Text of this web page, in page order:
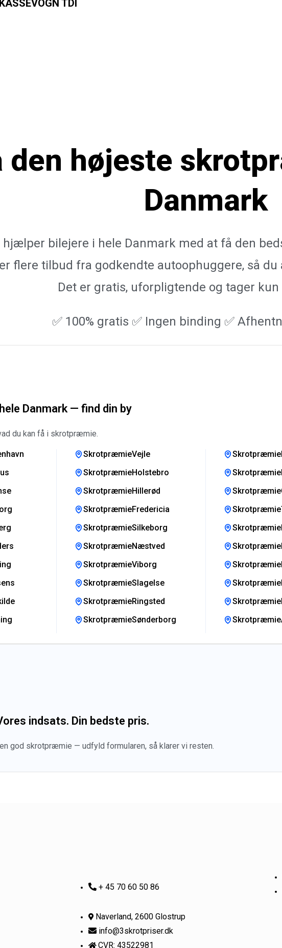
TDI
den højeste
Danmark
hjælper bilejere i hele Danmark med at få den
flere tilbud fra godkendte autoophuggere, så
Det er gratis, uforpligtende og tager kun
✅ 100% gratis ✅ Ingen binding ✅
Danmark — find din by
du kan få i skrotpræmie.
SkrotpræmieVejle
SkrotpræmieHolstebro
SkrotpræmieHillerød
SkrotpræmieFredericia
SkrotpræmieSilkeborg
SkrotpræmieNæstved
SkrotpræmieViborg
SkrotpræmieSlagelse
SkrotpræmieRingsted
SkrotpræmieSønderborg
indsats. Din bedste pris.
god skrotpræmie — udfyld formularen, så klarer vi resten.
+ 45 70 60 50 86
Naverland, 2600 Glostrup
info@3skrotpriser.dk
CVR: 43522981